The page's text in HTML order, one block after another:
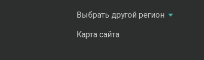
Выбрать другой регион
Карта сайта